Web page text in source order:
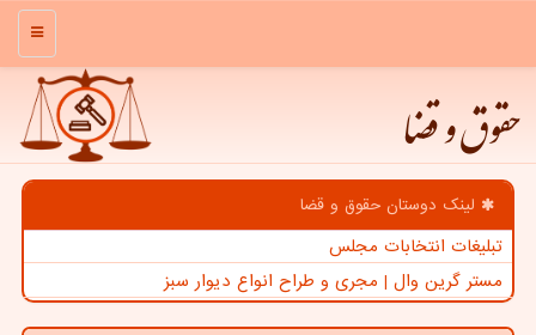
منو
حقوق و قضا
لینک دوستان حقوق و قضا
تبلیغات انتخابات مجلس
مستر گرین وال | مجری و طراح انواع دیوار سبز